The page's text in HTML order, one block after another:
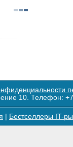
10. Телефон:
Бестселлеры IT-